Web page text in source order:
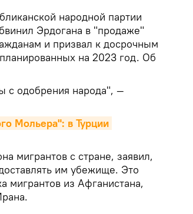
народной партии
Эрдогана в "продаже"
и призвал к досрочным
на 2023 год. Об
с одобрения народа", —
Мольера": в Турции
мигрантов с стране, заявил,
им убежище. Это
мигрантов из Афганистана,